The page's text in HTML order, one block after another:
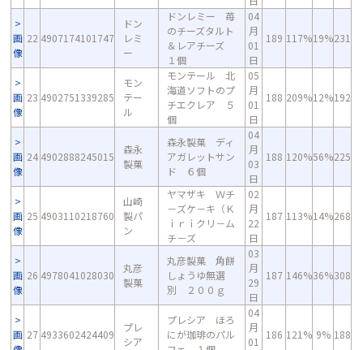
画
像
22 4907174101747
ドン
レミ
ー
ドンレミー 苺
のチーズタルト
＆レアチーズ
１個
04
月
01
日
189 117%19%231
画
像
23 4902751339285
モン
テー
ル
モンテール 北
海道ソフトのプ
チエクレア ５
個
05
月
01
日
188 209%12%192
画
像
24 4902888245015
森永
製菓
森永製菓 ディ
アガレットサン
ド ６個
04
月
03
日
188 120%56%225
画
像
25 4903110218760
山崎
製パ
ン
ヤマザキ Ｗチ
－ズケ－キ（Ｋ
ｉｒｉクリ－ム
チ－ズ
02
月
22
日
187 113%14%268
画
像
26 4978041028030
丸彦
製菓
丸彦製菓 角餅
しょうゆ無選
別 ２００ｇ
03
月
29
日
187 146%36%308
画 27 4933602424409
プレ
シア
プレシア ほろ
にが珈琲のパル
04
月
01
186 121% 9% 188